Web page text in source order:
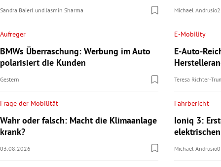
Sandra Baierl undJasmin Sharma
Aufreger
BMWs Überraschung: Werbung im Auto
polarisiert die Kunden
Gestern
Frage der Mobilität
Wahr oder falsch: Macht die Klimaanlage
krank?
03.08.2026
Michael Andrusio
E-Mobility
E-Auto-
Teresa Richter-
Fahrbericht
Ioniq 3:
Michael Andrusio